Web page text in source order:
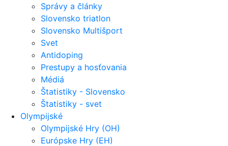
Správy a články
Slovensko triatlon
Slovensko Multišport
Svet
Antidoping
Prestupy a hosťovania
Médiá
Štatistiky - Slovensko
Štatistiky - svet
Olympijské
Olympijské Hry (OH)
Európske Hry (EH)